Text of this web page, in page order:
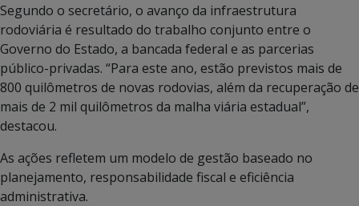
Segundo o secretário, o avanço da infraestrutura
rodoviária é resultado do trabalho conjunto entre o
Governo do Estado, a bancada federal e as parcerias
público-privadas. “Para este ano, estão previstos mais de
800 quilômetros de novas rodovias, além da recuperação de
mais de 2 mil quilômetros da malha viária estadual”,
destacou.
As ações refletem um modelo de gestão baseado no
planejamento, responsabilidade fiscal e eficiência
administrativa.